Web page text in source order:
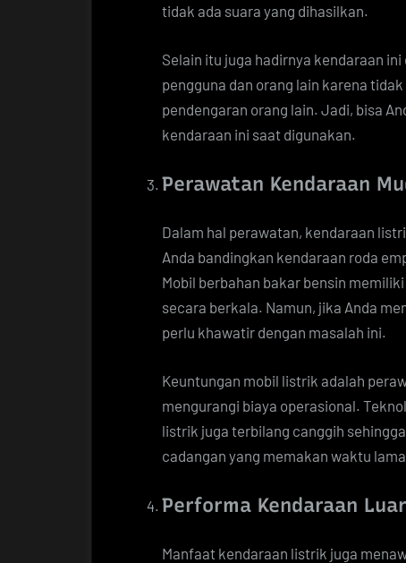
tidak ada suara yang dihasilkan.
Selain itu juga hadirnya kendaraan
pengguna dan orang lain karena
pendengaran orang lain. Jadi, bisa
kendaraan ini saat digunakan.
Perawatan Kendaraan
Dalam hal perawatan, kendaraan
Anda bandingkan kendaraan roda
Mobil berbahan bakar bensin
secara berkala. Namun, jika Anda
perlu khawatir dengan masalah ini.
Keuntungan mobil listrik adalah
mengurangi biaya operasional.
listrik juga terbilang canggih
cadangan yang memakan waktu
Performa Kendaraan
Manfaat kendaraan listrik juga